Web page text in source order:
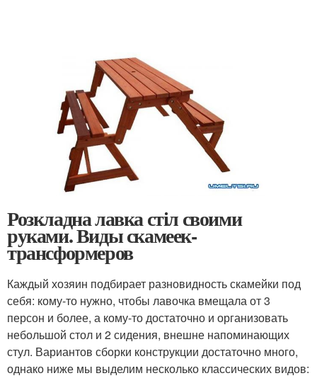
Розкладна лавка стіл своими
руками. Виды скамеек-
трансформеров
Каждый хозяин подбирает разновидность скамейки под
себя: кому-то нужно, чтобы лавочка вмещала от 3
персон и более, а кому-то достаточно и организовать
небольшой стол и 2 сидения, внешне напоминающих
стул. Вариантов сборки конструкции достаточно много,
однако ниже мы выделим несколько классических видов: